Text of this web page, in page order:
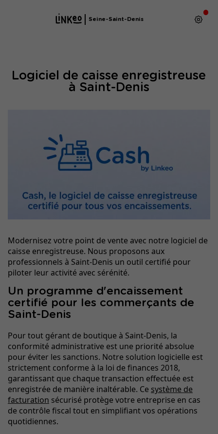
Seine-Saint-Denis
Logiciel de caisse enregistreuse
à Saint-Denis
Modernisez votre point de vente avec notre logiciel de
caisse enregistreuse. Nous proposons aux
professionnels à Saint-Denis un outil certifié pour
piloter leur activité avec sérénité.
Un programme d'encaissement
certifié pour les commerçants de
Saint-Denis
Pour tout gérant de boutique à Saint-Denis, la
conformité administrative est une priorité absolue
pour éviter les sanctions. Notre solution logicielle est
strictement conforme à la loi de finances 2018,
garantissant que chaque transaction effectuée est
enregistrée de manière inaltérable. Ce système de
facturation sécurisé protège votre entreprise en cas
de contrôle fiscal tout en simplifiant vos opérations
quotidiennes.